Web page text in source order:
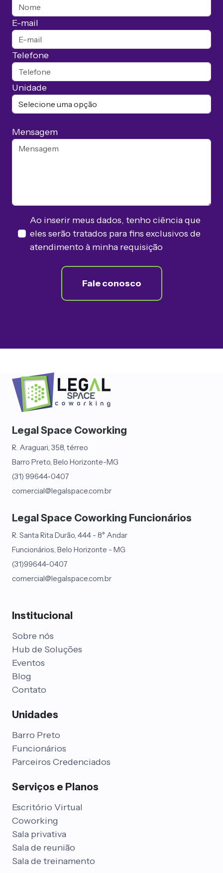
E-mail
Telefone
Unidade
Mensagem
Ao inserir meus dados, tenho ciência que
eles serão tratados para fins exclusivos de
atendimento à minha requisição
Fale conosco
Legal Space Coworking
R. Araguari, 358, térreo
Barro Preto, Belo Horizonte-MG
(31) 99644-0407
comercial@legalspace.com.br
Legal Space Coworking Funcionários
R. Santa Rita Durão, 444 - 8° Andar
Funcionários, Belo Horizonte - MG
(31)99644-0407
comercial@legalspace.com.br
Institucional
Sobre nós
Hub de Soluções
Eventos
Blog
Contato
Unidades
Barro Preto
Funcionários
Parceiros Credenciados
Serviços e Planos
Escritório Virtual
Coworking
Sala privativa
Sala de reunião
Sala de treinamento